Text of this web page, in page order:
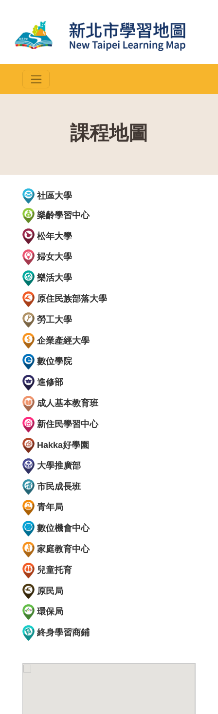
課程地圖
社區大學
樂齡學習中心
松年大學
婦女大學
樂活大學
原住民族部落大學
勞工大學
企業產經大學
數位學院
進修部
成人基本教育班
新住民學習中心
Hakka好學園
大學推廣部
市民成長班
青年局
數位機會中心
家庭教育中心
兒童托育
原民局
環保局
終身學習商鋪